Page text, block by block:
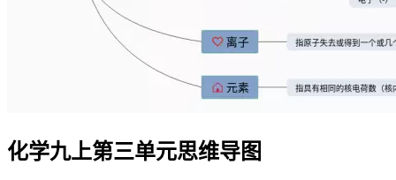
化学九上第三单元思维导图